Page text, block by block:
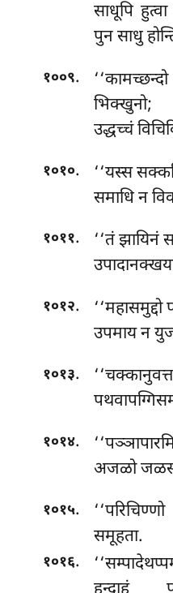
साधूपि
पुन साधु
१००९.
भिक्खुनो;
उद्धच्चं
१०१०.
‘‘यस्स
समाधि न
१०११.
‘‘तं झायिनं
१०१२.
उपमाय न
१०१३.
१०१४.
अजळो
१०१५.
समूहता.
१०१६.